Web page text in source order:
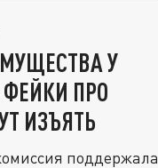
У
ПРО
ИЗЪЯТЬ
поддержала